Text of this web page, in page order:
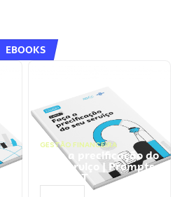
EBOOKS
GESTÃO FINANCEIRA
Faça a precificação do
seu serviço | Prompts
ChatGPT